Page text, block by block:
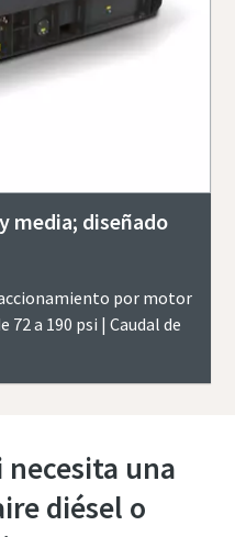
media; diseñado
por motor
72 a 190 psi | Caudal de
necesita una
diésel o